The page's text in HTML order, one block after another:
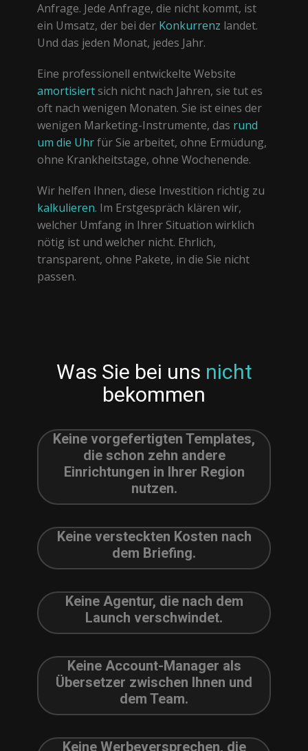
Anfrage. Jede Anfrage, die nicht kommt, ist
ein Umsatz, der bei der Konkurrenz landet.
Und das jeden Monat, jedes Jahr.
Eine professionell entwickelte Website
amortisiertsich nicht nach Jahren, sie tut es
oft nach wenigen Monaten. Sie ist eines der
wenigen Marketing-Instrumente, das rund
um die Uhrfür Sie arbeitet, ohne Ermüdung,
ohne Krankheitstage, ohne Wochenende.
Wir helfen Ihnen, diese Investition richtig zu
kalkulieren. Im Erstgespräch klären wir,
welcher Umfang in Ihrer Situation wirklich
nötig ist und welcher nicht. Ehrlich,
transparent, ohne Pakete, in die Sie nicht
passen.
Was Sie bei uns nicht
bekommen
Keine vorgefertigten Templates,
die schon zehn andere
Einrichtungen in Ihrer Region
nutzen.
Keine versteckten Kosten nach
dem Briefing.
Keine Agentur, die nach dem
Launch verschwindet.
Keine Account-Manager als
Übersetzer zwischen Ihnen und
dem Team.
Keine Werbeversprechen, die